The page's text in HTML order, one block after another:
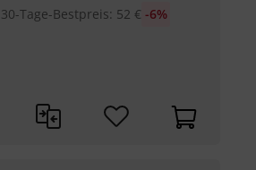
30-Tage-Bestpreis: 52 € -6%